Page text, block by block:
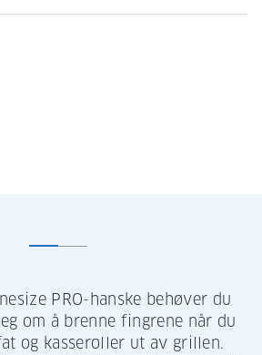
PRO-hanske behøver du
om å brenne fingrene når du
og kasseroller ut av grillen.